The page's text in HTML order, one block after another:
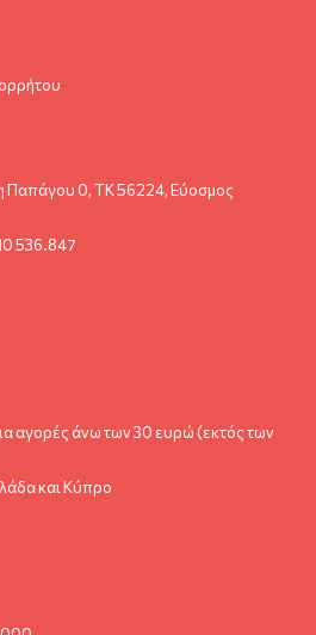
Παπάγου 0, ΤΚ 56224, Εύοσμος
536.847
αγορές άνω των 30 ευρώ (εκτός των
και Κύπρο